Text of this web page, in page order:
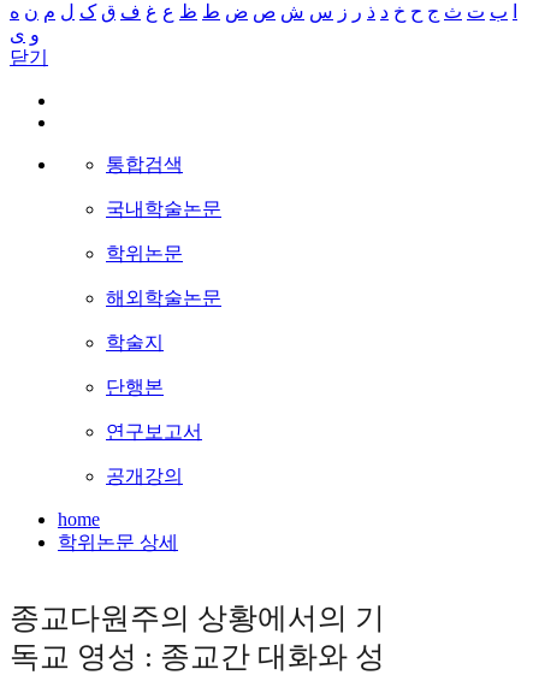
ب ت ث ج ح خ د ذ ر ز س ش ص ض ط ظ ع غ ف ق ک ل م ن ه
و ی
닫기
통합검색
국내학술논문
학위논문
해외학술논문
학술지
단행본
연구보고서
공개강의
home
학위논문 상세
종교다원주의 상황에서의 기
독교 영성 : 종교간 대화와 성